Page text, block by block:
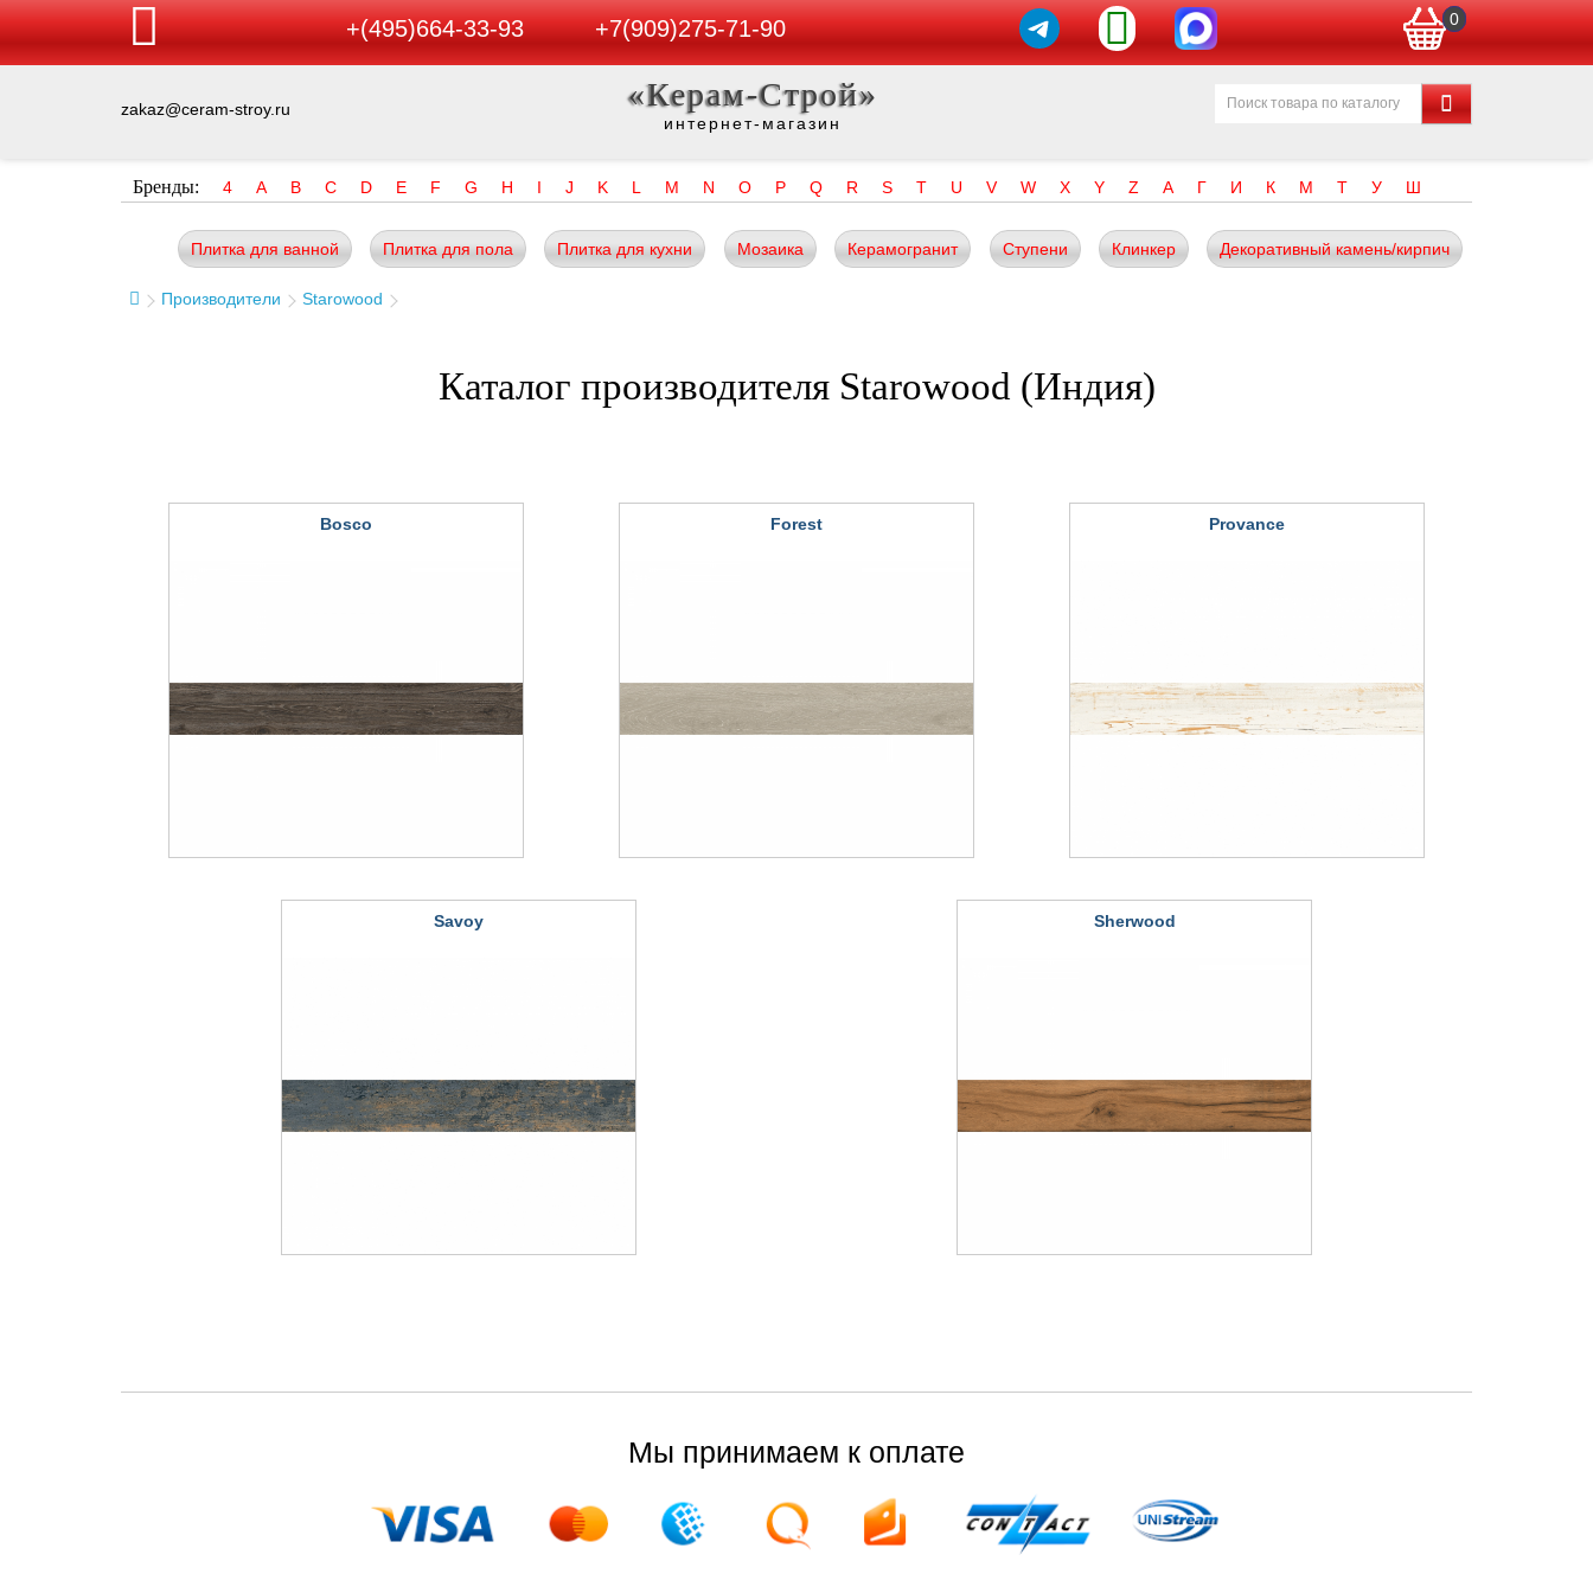
+(495)664-33-93 +7(909)275-71-90 0
zakaz@ceram-stroy.ru «Керам-Строй»
интернет-магазин
Бренды: 4 A B C D E F G H I J K L M N O P Q R S T U V W X Y Z А Г И К М Т У Ш
Плитка для ванной Плитка для пола Плитка для кухни Мозаика Керамогранит Ступени Клинкер Декоративный камень/кирпич
Производители Starowood
Каталог производителя Starowood (Индия)
Bosco Forest Provance
Savoy Sherwood
Мы принимаем к оплате